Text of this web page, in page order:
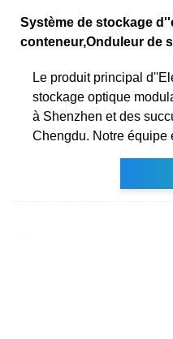
Système de stockage
conteneur,Onduleur de
Le produit principal
stockage optique
à Shenzhen et des
Chengdu. Notre équipe